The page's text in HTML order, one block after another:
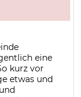
eine
kurz vor
etwas und